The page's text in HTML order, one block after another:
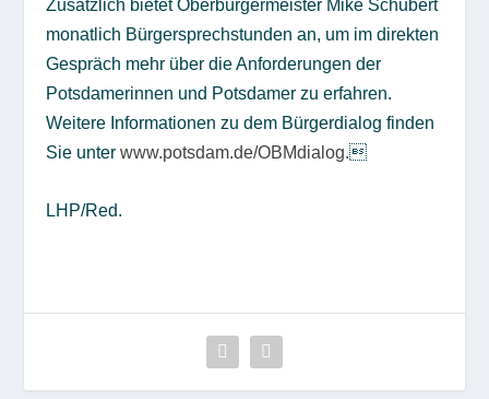
Zusätzlich bietet Oberbürgermeister Mike Schubert
monatlich Bürgersprechstunden an, um im direkten
Gespräch mehr über die Anforderungen der
Potsdamerinnen und Potsdamer zu erfahren.
Weitere Informationen zu dem Bürgerdialog finden
Sie unterwww.potsdam.de/OBMdialog.
LHP/Red.